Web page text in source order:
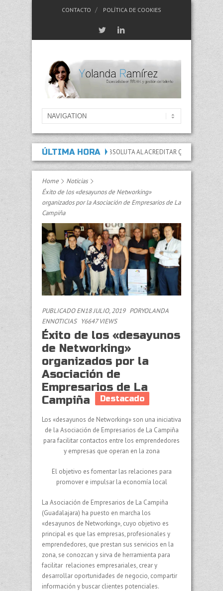
CONTACTO POLÍTICA DE COOKIES
ÚLTIMA HORA
PERMANENTE ABSOLUTA AL ACREDITAR QUE LAS LESIONES Y
Home
Noticias
Éxito de los «desayunos de Networking»
organizados por la Asociación de Empresarios de La
Campiña
PUBLICADO EN18 JULIO, 2019 PORYOLANDA
ENNOTICIAS Y6647 VIEWS
Éxito de los «desayunos
de Networking»
organizados por la
Asociación de
Empresarios de La
Campiña
Destacado
Los «desayunos de Networking» son una iniciativa
de la Asociación de Empresarios de La Campiña
para facilitar contactos entre los emprendedores
y empresas que operan en la zona
El objetivo es fomentar las relaciones para
promover e impulsar la economía local
La Asociación de Empresarios de La Campiña
(Guadalajara) ha puesto en marcha los
«desayunos de Networking», cuyo objetivo es
principal es que las empresas, profesionales y
emprendedores, que prestan sus servicios en la
zona, se conozcan y sirva de herramienta para
facilitar relaciones empresariales, crear y
desarrollar oportunidades de negocio, compartir
información y buscar clientes potenciales.